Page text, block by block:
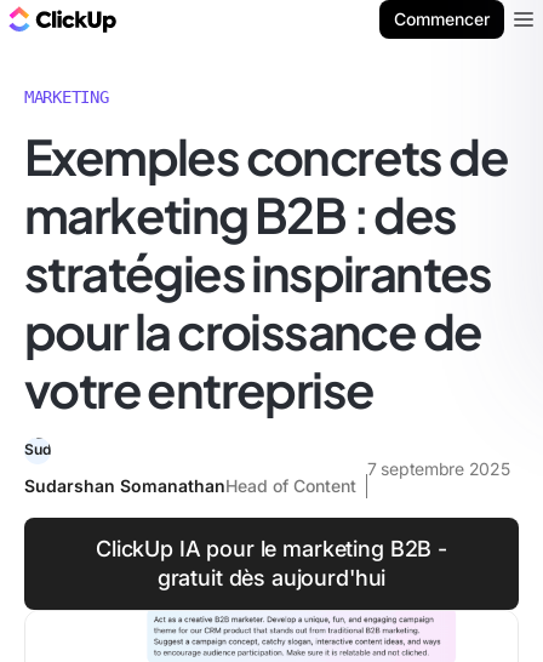
Commencer
MARKETING
Exemples concrets de
marketing B2B : des
stratégies inspirantes
pour la croissance de
votre entreprise
Sudarshan SomanathanHead of Content
7 septembre 2025
ClickUp IA pour le marketing B2B -
gratuit dès aujourd'hui